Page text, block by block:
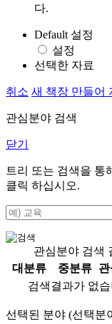
다.
Default 설정
설정
선택한 자료
취소 새 책장 만들어
관심분야 검색
닫기
트리 또는 검색을 통
클릭 하십시오.
관심분야 검색
대분류
중분류
검색결과가 없
선택된 분야 (선택분